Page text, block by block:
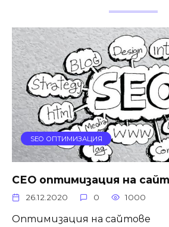
SEO ОПТИМИЗАЦИЯ
СЕО оптимизация на
26.12.2020 0 1000
Оптимизация на сайтове